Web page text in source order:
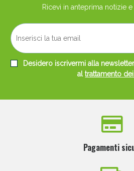
Ricevi in anteprima notizie
Desidero iscrivermi alla
altrattamento
Pagamenti